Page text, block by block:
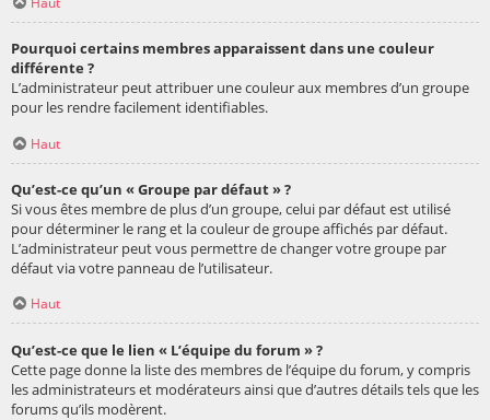
Pourquoi certains membres apparaissent dans une couleur
différente ?
L’administrateur peut attribuer une couleur aux membres d’un groupe
pour les rendre facilement identifiables.
Haut
Qu’est-ce qu’un « Groupe par défaut » ?
Si vous êtes membre de plus d’un groupe, celui par défaut est utilisé
pour déterminer le rang et la couleur de groupe affichés par défaut.
L’administrateur peut vous permettre de changer votre groupe par
défaut via votre panneau de l’utilisateur.
Haut
Qu’est-ce que le lien « L’équipe du forum » ?
Cette page donne la liste des membres de l’équipe du forum, y compris
les administrateurs et modérateurs ainsi que d’autres détails tels que les
forums qu’ils modèrent.